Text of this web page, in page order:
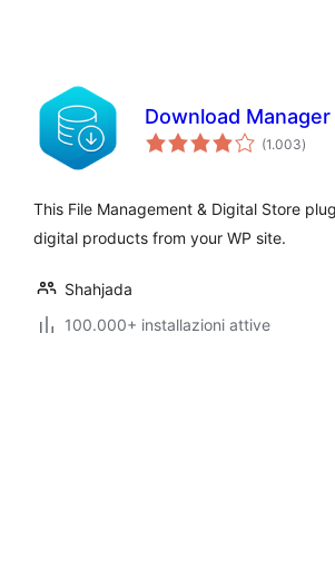
Download Manager
(1.003totali
)
This File Management & Digital Store
digital products from your WP site.
Shahjada
100.000+ installazioni attive